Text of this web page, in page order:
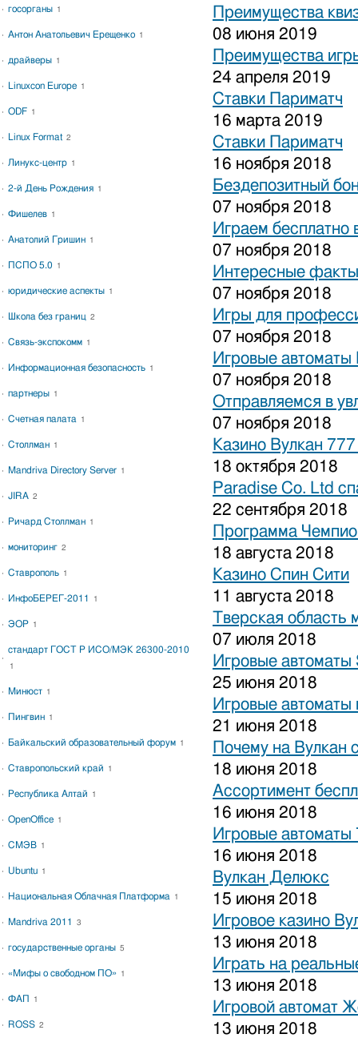
Преимущества
08 июня 2019
Преимущества
24 апреля 2019
Ставки Париматч
16 марта 2019
Ставки Париматч
16 ноября 2018
Бездепозитный
07 ноября 2018
Играем бесплатно
07 ноября 2018
Интересные
07 ноября 2018
Игры для
07 ноября 2018
Игровые автоматы
07 ноября 2018
Отправляемся в
07 ноября 2018
Казино Вулкан
18 октября 2018
Paradise Co. Ltd
22 сентября 2018
Программа
18 августа 2018
Казино Спин Сити
11 августа 2018
Тверская область
07 июля 2018
Игровые автоматы
25 июня 2018
Игровые
21 июня 2018
Почему на Вулкан
18 июня 2018
Ассортимент
16 июня 2018
Игровые автоматы
16 июня 2018
Вулкан Делюкс
15 июня 2018
Игровое казино
13 июня 2018
Играть на
13 июня 2018
Игровой автомат
13 июня 2018
госорганы 1
Антон Анатольевич Ерещенко 1
драйверы 1
Linuxcon Europe 1
ODF 1
Linux Format 2
Линукс-центр 1
2-й День Рождения 1
Фишелев 1
Анатолий Гришин 1
ПСПО 5.0 1
юридические аспекты 1
Школа без границ 2
Связь-экспокомм 1
Информационная безопасность 1
партнеры 1
Счетная палата 1
Столлман 1
Mandriva Directory Server 1
JIRA 2
Ричард Столлман 1
мониторинг 2
Ставрополь 1
ИнфоБЕРЕГ-2011 1
ЭОР 1
стандарт ГОСТ Р ИСО/МЭК 26300-2010
1
Минюст 1
Пингвин 1
Байкальский образовательный форум 1
Ставропольский край 1
Республика Алтай 1
OpenOffice 1
СМЭВ 1
Ubuntu 1
Национальная Облачная Платформа 1
Mandriva 2011 3
государственные органы 5
«Мифы о свободном ПО» 1
ФАП 1
ROSS 2